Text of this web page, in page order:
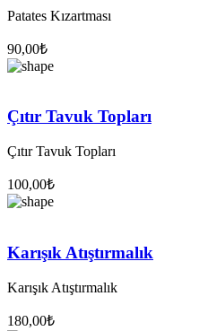
Patates Kızartması
90,00₺
Çıtır Tavuk Topları
Çıtır Tavuk Topları
100,00₺
Karışık Atıştırmalık
Karışık Atıştırmalık
180,00₺